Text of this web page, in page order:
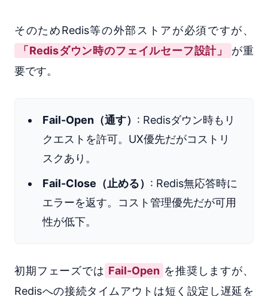
そのためRedis等の外部ストアが必須ですが、
「Redisダウン時のフェイルセーフ設計」
が重
要です。
Fail-Open（通す） : Redisダウン時もリ
クエストを許可。UX優先だがコストリ
スクあり。
Fail-Close（止める） : Redis無応答時に
エラーを返す。コスト管理優先だが可用
性が低下。
初期フェーズでは Fail-Open を推奨しますが、
Redisへの接続タイムアウトは短く設定し遅延を